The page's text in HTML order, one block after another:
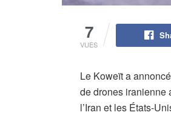
7
VUES
Le Koweït a
de drones iranienne
l’Iran et les États-